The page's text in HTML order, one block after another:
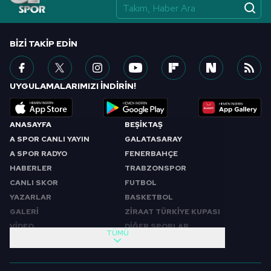
ANASAYFA
A SPOR CANLI YAYIN
A SPOR RADYO
HABERLER
CANLI SKOR
YAZARLAR
GALERİ
VİDEO
BEŞİKTAŞ
GALATASARAY
FENERBAHÇE
TRABZONSPOR
FUTBOL
BASKETBOL
ZİRAAT TÜRKİYE KUPASI
DİĞER SPORLAR
TÜMÜ
BIZI TAKIP EDIN
UYGULAMALARIMIZI İNDİRİN!